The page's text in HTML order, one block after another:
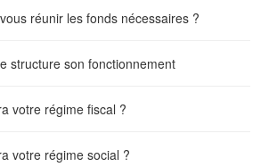
réunir les fonds nécessaires ?
structure son fonctionnement
votre régime fiscal ?
votre régime social ?